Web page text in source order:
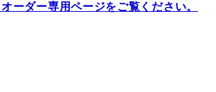
ーダー専用ページをご覧ください。